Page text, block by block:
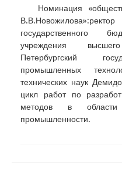
Номинация
государственного
учреждения
Петербургский
промышленных
технических наук
цикл работ по
методов в
промышленности.